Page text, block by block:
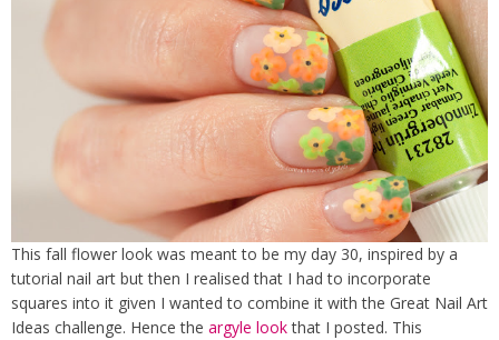
This fall flower look was meant to be my day 30, inspired by a
tutorial nail art but then I realised that I had to incorporate
squares into it given I wanted to combine it with the Great Nail Art
Ideas challenge. Hence the argyle lookthat I posted. This